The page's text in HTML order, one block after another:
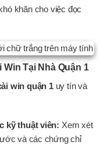
khăn cho việc đọc
Tại Nhà Quận 1
win quận 1uy tín và
kỹ thuật viên: Xem xét
và các chứng chỉ